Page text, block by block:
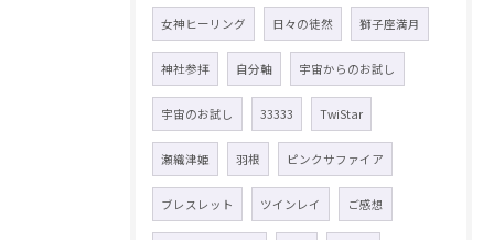
女神ヒーリング 日々の徒然 獅子座満月
神社参拝 自分軸 宇宙からのお試し
宇宙のお試し 33333 TwiStar
瀬織津姫 羽根 ピンクサファイア
ブレスレット ツインレイ ご感想